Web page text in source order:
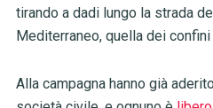
tirando a dadi lungo la strada
Mediterraneo, quella dei confini
Alla campagna hanno già